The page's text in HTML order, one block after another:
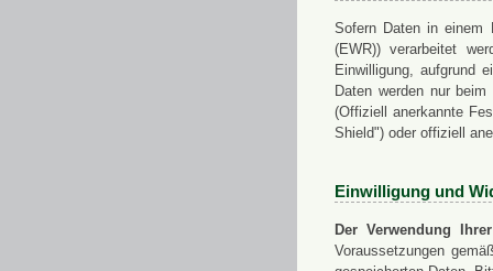
Sofern Daten in einem
(EWR)) verarbeitet
Einwilligung, aufgrund
Daten werden nur
(Offiziell anerkannte
Shield") oder offiziell
Einwilligung und
Der Verwendung
Voraussetzungen